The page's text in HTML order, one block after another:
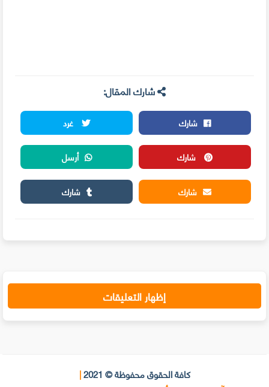
شارك المقال:
شارك
غرد
شارك
أرسل
شارك
شارك
إظهار التعليقات
كافة الحقوق محفوظة © 2021 |